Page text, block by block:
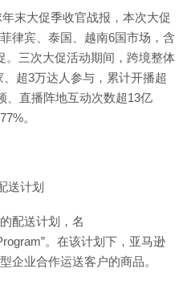
末大促季收官战报，本次大促
律宾、泰国、越南6国市场，含
。三次大促活动期间，跨境整体
超3万达人参与，累计开播超
、直播阵地互动次数超13亿
。
送计划
配送计划，名
。在该计划下，亚马逊
企业合作运送客户的商品。